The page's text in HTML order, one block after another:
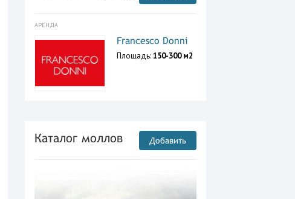
АРЕНДА
Francesco Donni
Площадь:150-300 м2
Каталог моллов Добавить